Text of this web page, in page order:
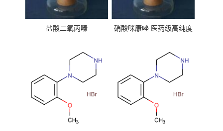
盐酸二氧丙嗪
硝酸咪康唑 医药级高纯度